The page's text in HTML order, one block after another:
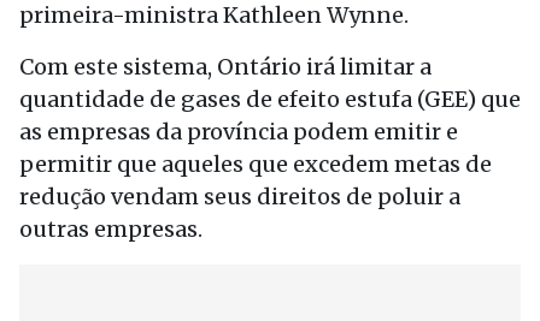
primeira-ministra Kathleen Wynne.
Com este sistema, Ontário irá limitar a
quantidade de gases de efeito estufa (GEE) que
as empresas da província podem emitir e
permitir que aqueles que excedem metas de
redução vendam seus direitos de poluir a
outras empresas.